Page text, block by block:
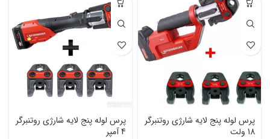
پرس لوله پنج لایه شارژی روتنبرگر
18 ولت
پرس لوله پنج لایه شارژی روتنبرگر
4 آمپر